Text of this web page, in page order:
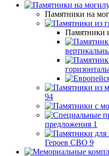
Памятники на
Памятники
94
предложения 1
Героев СВО 9